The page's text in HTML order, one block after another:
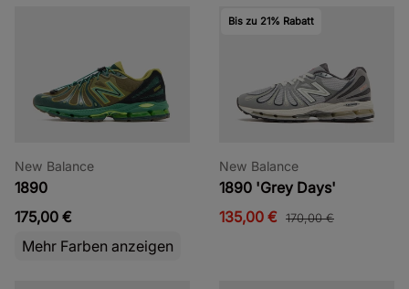
New Balance
1890
175,00 €
Mehr Farben anzeigen
Bis zu 21% Rabatt
New Balance
1890 'Grey Days'
135,00 € 170,00 €